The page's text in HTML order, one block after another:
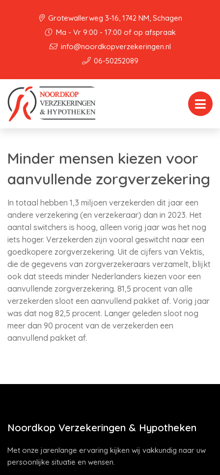
Grotewallerweg 3-16, 1742 NM, Schagen
Ma - Vr 9:00 - 17:00 of op afspraak
info@noordkopverzekeringen.nl
06-50252089
Minder mensen kiezen voor
aanvullende zorgverzekering
In totaal hebben 1,3 miljoen verzekerden dit jaar een
andere verzekering (en verzekeraar) dan in 2023. Het
aantal switchers is hoog, alleen vorig jaar was het nog
iets hoger. Verzekerden zijn vooral geswitcht naar een
goedkopere zorgverzekering. Uit de cijfers van Vektis,
die de gegevens van zorgverzekeraars verzamelt, blijkt
ook dat steeds minder Nederlanders kiezen voor een
aanvullende zorgverzekering. 81,5 procent van alle
verzekerden sloot een aanvullend pakket af. Vorig jaar
was dat nog 82,5 procent. Langer geleden sloot nog
meer dan 90 procent van de verzekerden een
aanvullend pakket af.
Noordkop Verzekeringen & Hypotheken
Met onze jarenlange ervaring kijken wij vakkundig naar uw
persoonlijke situatie en wensen.